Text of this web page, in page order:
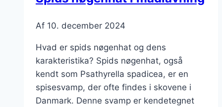
Af 10. december 2024
Hvad er spids nøgenhat og dens
karakteristika? Spids nøgenhat, også
kendt som Psathyrella spadicea, er en
spisesvamp, der ofte findes i skovene i
Danmark. Denne svamp er kendetegnet